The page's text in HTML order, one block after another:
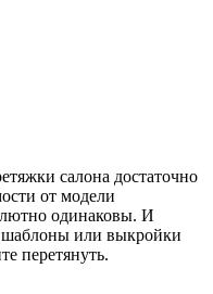
салона достаточно
от модели
одинаковы. И
шаблоны или выкройки
перетянуть.